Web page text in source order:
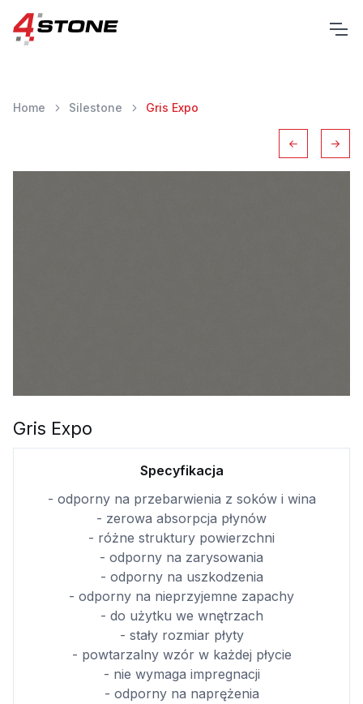
Home Silestone Gris Expo
Gris Expo
Specyfikacja
- odporny na przebarwienia z soków i wina
- zerowa absorpcja płynów
- różne struktury powierzchni
- odporny na zarysowania
- odporny na uszkodzenia
- odporny na nieprzyjemne zapachy
- do użytku we wnętrzach
- stały rozmiar płyty
- powtarzalny wzór w każdej płycie
- nie wymaga impregnacji
- odporny na naprężenia